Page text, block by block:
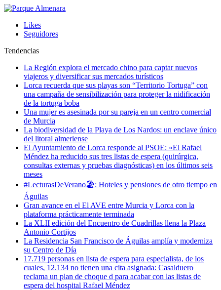
Likes
Seguidores
Tendencias
La Región explora el mercado chino para captar nuevos
viajeros y diversificar sus mercados turísticos
Lorca recuerda que sus playas son “Territorio Tortuga” con
una campaña de sensibilización para proteger la nidificación
de la tortuga boba
Una mujer es asesinada por su pareja en un centro comercial
de Murcia
La biodiversidad de la Playa de Los Nardos: un enclave único
del litoral almeriense
El Ayuntamiento de Lorca responde al PSOE: «El Rafael
Méndez ha reducido sus tres listas de espera (quirúrgica,
consultas externas y pruebas diagnósticas) en los últimos seis
meses
#LecturasDeVerano🏖: Hoteles y pensiones de otro tiempo en
Águilas
Gran avance en el El AVE entre Murcia y Lorca con la
plataforma prácticamente terminada
La XLII edición del Encuentro de Cuadrillas llena la Plaza
Antonio Cortijos
La Residencia San Francisco de Águilas amplía y moderniza
su Centro de Día
17.719 personas en lista de espera para especialista, de los
cuales, 12.134 no tienen una cita asignada: Casalduero
reclama un plan de choque d para acabar con las listas de
espera del hospital Rafael Méndez